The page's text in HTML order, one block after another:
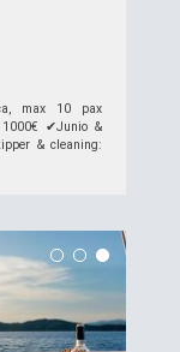
max 10 pax
✔︎Junio &
& cleaning: